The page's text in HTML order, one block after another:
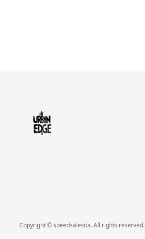
Copyright © speedsalesita. All rights reserved.